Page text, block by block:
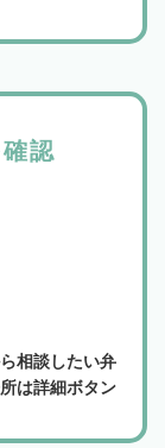
認
相談したい弁
は詳細ボタン